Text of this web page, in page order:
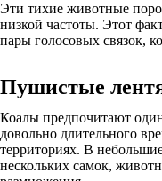
Эти тихие животные
низкой частоты. Этот
пары голосовых связок,
Пушистые
Коалы предпочитают
довольно длительного
территориях. В
нескольких самок,